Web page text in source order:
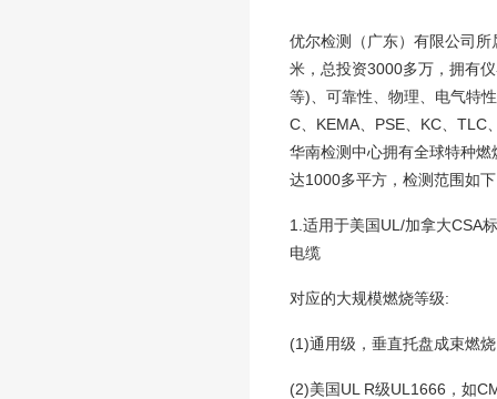
优尔检测（广东）有限公司
米，总投资3000多万，拥有
等)、可靠性、物理、电气特
C、KEMA、PSE、KC、TLC
华南检测中心拥有全球特种
达1000多平方，检测范围如
1.适用于美国UL/加拿大CSA
电缆
对应的大规模燃烧等级:
(1)通用级，垂直托盘成束燃
(2)美国UL R级UL1666，如